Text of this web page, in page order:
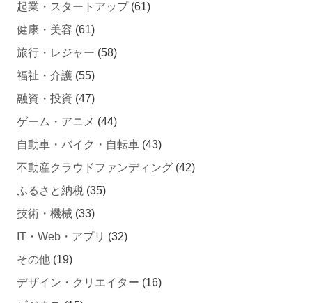
起業・スタートアップ(61)
健康・美容 (61)
旅行・レジャー (58)
福祉・介護 (55)
融資・投資 (47)
ゲーム・アニメ (44)
自動車・バイク・自転車 (43)
不動産クラウドファンディング (42)
ふるさと納税 (35)
技術・機械 (33)
IT・Web・アプリ (32)
その他 (19)
デザイン・クリエイター (16)